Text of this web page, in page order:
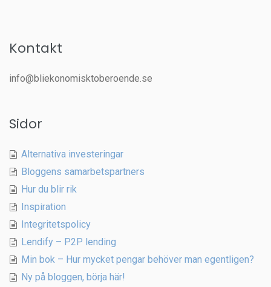
Kontakt
info@bliekonomisktoberoende.se
Sidor
Alternativa investeringar
Bloggens samarbetspartners
Hur du blir rik
Inspiration
Integritetspolicy
Lendify – P2P lending
Min bok – Hur mycket pengar behöver man egentligen?
Ny på bloggen, börja här!